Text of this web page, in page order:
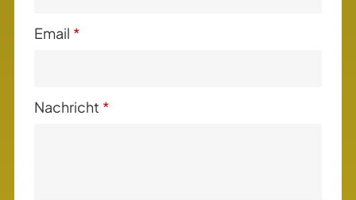
Email *
Nachricht *